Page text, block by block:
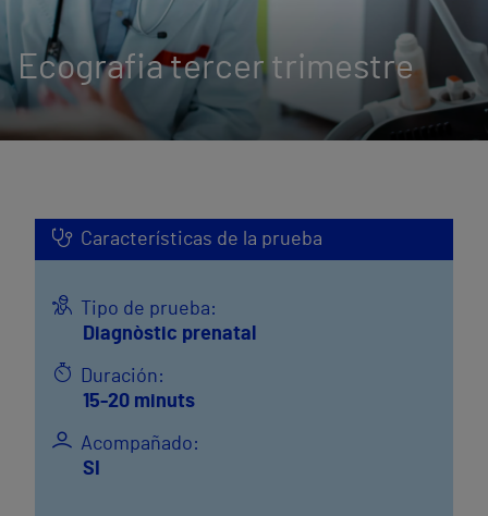
Ecografia tercer trimestre
Características de la prueba
Tipo de prueba:
Diagnòstic prenatal
Duración:
15-20 minuts
Acompañado:
SI